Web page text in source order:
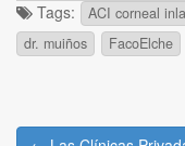
Tags: ACI corneal
dr. muiños
FacoElche
Post